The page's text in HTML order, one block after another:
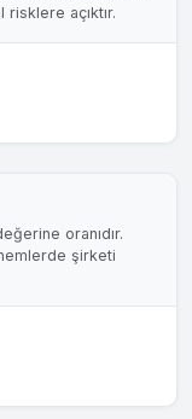
açıktır.
oranıdır.
şirketi